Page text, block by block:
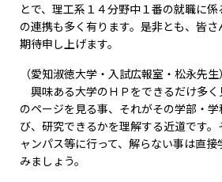
とで、理工系１４分野中１番の就職に
の連携も多く有ります。是非とも、皆
期待申し上げます。
（愛知淑徳大学・入試広報室・松永先生）
興味ある大学のＨＰをできるだけ多く
のページを見る事、それがその学部・
び、研究できるかを理解する近道です
ャンパス等に行って、解らない事は直
みましょう。